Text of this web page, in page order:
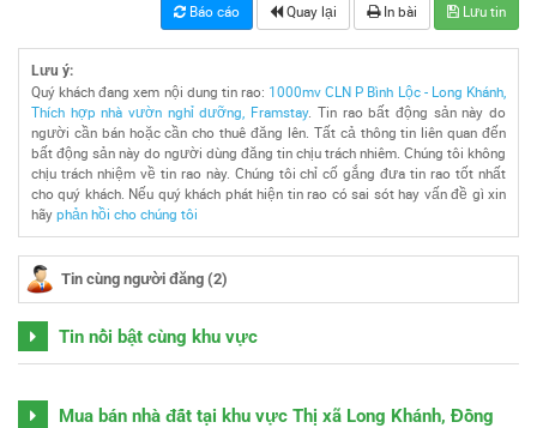
Báo cáo Quay lại In bài Lưu tin
Lưu ý:
Quý khách đang xem nội dung tin rao: 1000mv CLN P Bình Lộc - Long Khánh,
Thích hợp nhà vườn nghỉ dưỡng, Framstay. Tin rao bất động sản này do
người cần bán hoặc cần cho thuê đăng lên. Tất cả thông tin liên quan đến
bất động sản này do người dùng đăng tin chịu trách nhiêm. Chúng tôi không
chịu trách nhiệm về tin rao này. Chúng tôi chỉ cố gắng đưa tin rao tốt nhất
cho quý khách. Nếu quý khách phát hiện tin rao có sai sót hay vấn đề gì xin
hãy phản hồi cho chúng tôi
Tin cùng người đăng (2)
Tin nổi bật cùng khu vực
Mua bán nhà đất tại khu vực Thị xã Long Khánh, Đồng